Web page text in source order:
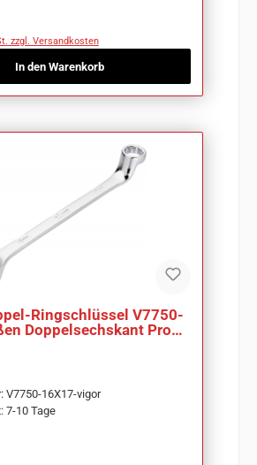
zzgl. Versandkosten
In den Warenkorb
Ringschlüssel V7750-
Doppelsechskant Profil
V7750-16X17-vigor
7-10 Tage